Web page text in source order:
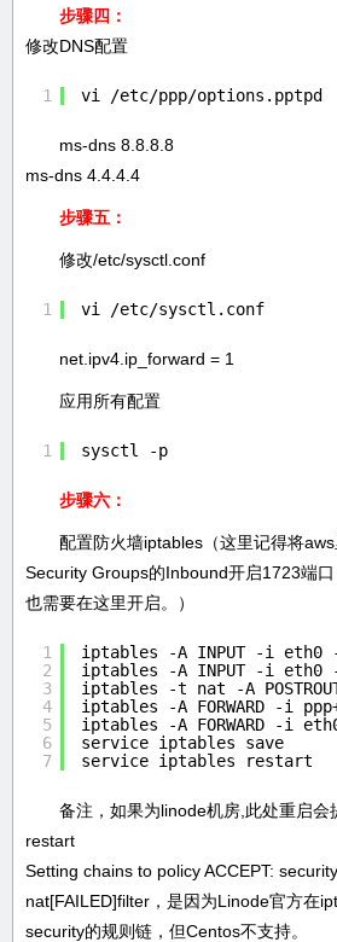
步骤四：
修改DNS配置
1 vi /etc/ppp/options.pptpd
ms-dns 8.8.8.8
ms-dns 4.4.4.4
步骤五：
修改/etc/sysctl.conf
1 vi /etc/sysctl.conf
net.ipv4.ip_forward = 1
应用所有配置
1 sysctl -p
步骤六：
配置防火墙iptables（这里记得将
Security Groups的Inbound开启1723端
也需要在这里开启。）
1
2
3
4
5
6
7
iptables -A INPUT -i eth0
iptables -A INPUT -i eth0 -
iptables -t nat -A
iptables -A FORWARD -i
iptables -A FORWARD -i
service iptables save
service iptables restart
备注，如果为linode机房,此处重启
restart
Setting chains to policy ACCEPT:
nat[FAILED]filter，是因为Linode官方在
security的规则链，但Centos不支持。